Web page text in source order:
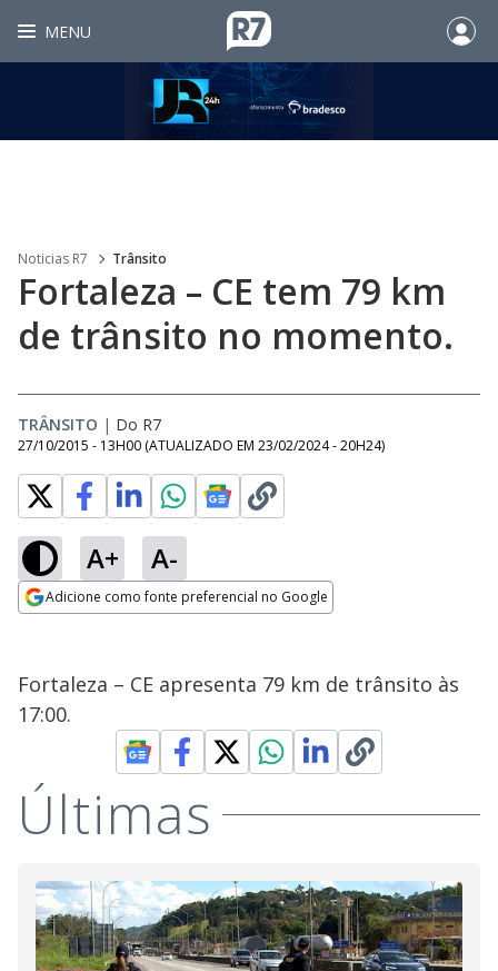
MENU
Noticias R7 Trânsito
Fortaleza – CE tem 79 km
de trânsito no momento.
TRÂNSITO | Do R7
27/10/2015 - 13H00 (ATUALIZADO EM 23/02/2024 - 20H24)
A+ A-
Adicione como fonte preferencial no Google
Fortaleza – CE apresenta 79 km de trânsito às
17:00.
Últimas